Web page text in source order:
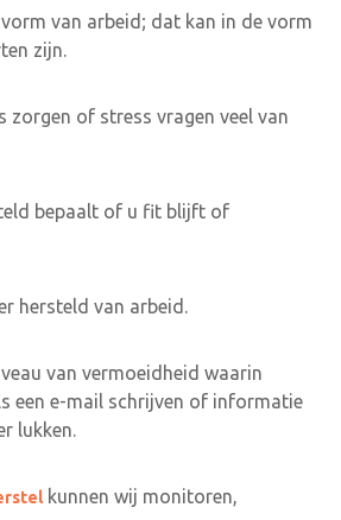
vorm van arbeid; dat kan in de vorm
zijn.
zorgen of stress vragen veel van
bepaalt of u fit blijft of
hersteld van arbeid.
van vermoeidheid waarin
een e-mail schrijven of informatie
lukken.
kunnen wij monitoren,